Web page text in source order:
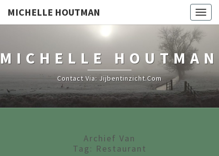
MICHELLE HOUTMAN
MICHELLE HOUTMAN
Contact Via: Jijbentinzicht.com
Archief Van
Tag: Restaurant